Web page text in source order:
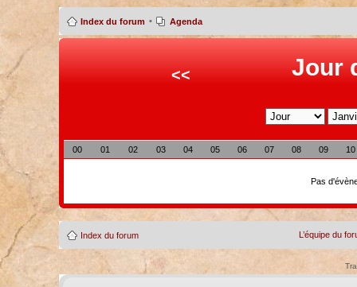
Index du forum • Agenda
<< Jour
00 01 02 03 04 05 06 07 08 09 10
Pas
Index du forum L’équipe du